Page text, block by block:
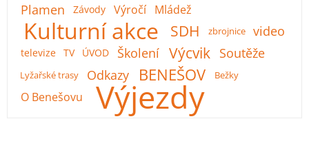
Plamen Závody Výročí Mládež
Kulturní akce SDH zbrojnice video
televize TV ÚVOD Školení Výcvik Soutěže
Lyžařské trasy Odkazy BENEŠOV Bežky
O Benešovu Výjezdy